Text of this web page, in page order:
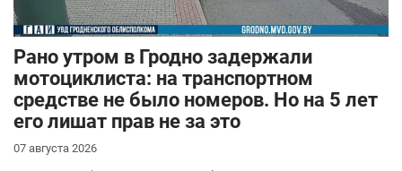
Рано утром в Гродно задержали
мотоциклиста: на транспортном
средстве не было номеров. Но на 5 лет
его лишат прав не за это
07 августа 2026